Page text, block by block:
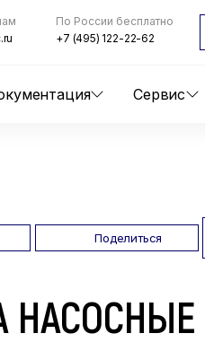
Сервис
По России бесплатно
+7 (495) 122-22-62
Поделиться